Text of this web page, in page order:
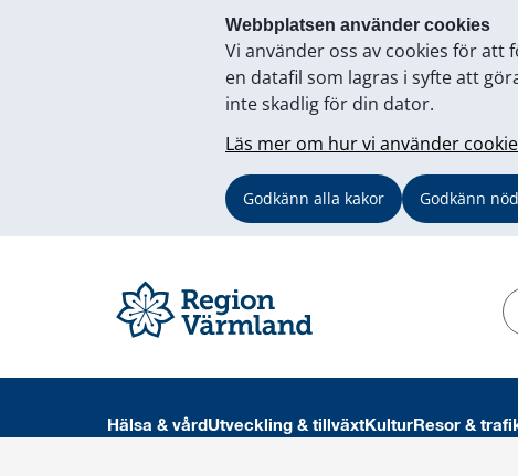
Webbplatsen använder cookies
Vi använder oss av cookies för att
en datafil som lagras i syfte att
inte skadlig för din dator.
Läs mer om hur vi använder
Godkänn alla kakor Godkänn
Hälsa & vård Utveckling & tillväxtKulturResor &